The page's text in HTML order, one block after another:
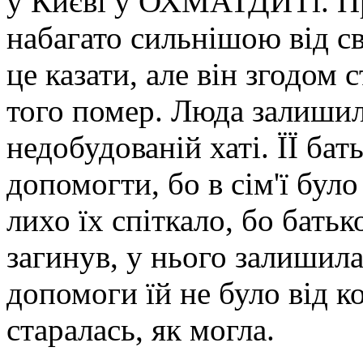
набагато сильнішою від
це казати, але він згодом
того помер. Люда
недобудованій хаті. ЇЇ
допомогти, бо в сім'ї
лихо їх спіткало, бо
загинув, у нього
допомоги їй не було від
старалась, як могла.